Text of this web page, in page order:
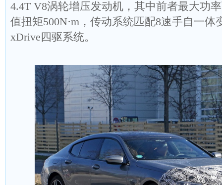
4.4T V8涡轮增压发动机，其中前者最大功
值扭矩500N·m，传动系统匹配8速手自一体
xDrive四驱系统。